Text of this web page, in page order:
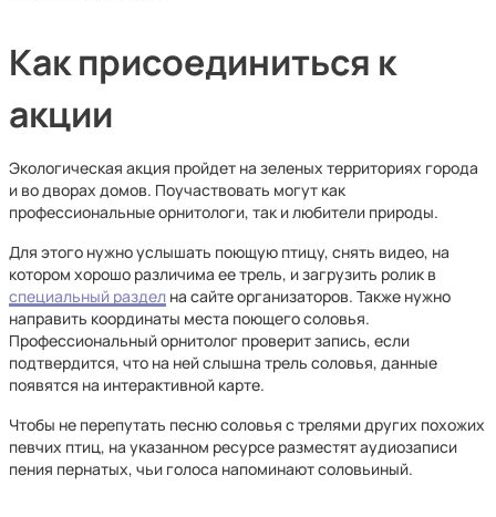
Как присоединиться к
акции
Экологическая акция пройдет на зеленых территориях города
и во дворах домов. Поучаствовать могут как
профессиональные орнитологи, так и любители природы.
Для этого нужно услышать поющую птицу, снять видео, на
котором хорошо различима ее трель, и загрузить ролик в
специальный раздел на сайте организаторов. Также нужно
направить координаты места поющего соловья.
Профессиональный орнитолог проверит запись, если
подтвердится, что на ней слышна трель соловья, данные
появятся на интерактивной карте.
Чтобы не перепутать песню соловья с трелями других похожих
певчих птиц, на указанном ресурсе разместят аудиозаписи
пения пернатых, чьи голоса напоминают соловьиный.